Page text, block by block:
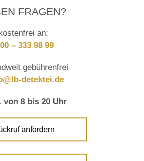
FRAGEN?
an:
– 333 98 99
gebührenfrei
detektei.de
von 8 bis 20 Uhr
anfordern